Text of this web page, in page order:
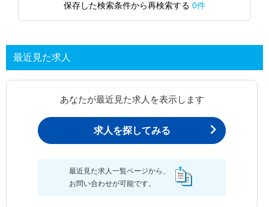
保存した検索条件から再検索する 0件
最近見た求人
あなたが最近見た求人を表示します
求人を探してみる
最近見た求人一覧ページから、
お問い合わせが可能です。